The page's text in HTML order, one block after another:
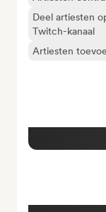
Deel artiesten
Twitch-kanaal
Artiesten